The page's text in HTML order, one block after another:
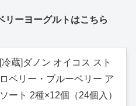
ーヨーグルトはこちら
[冷蔵]ダノン オイコス スト
ロベリー・ブルーベリー ア
ソート 2種×12個（24個入）